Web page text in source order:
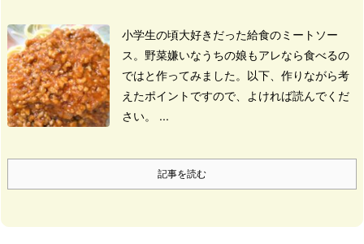
小学生の頃大好きだった給食のミートソー
ス。 野菜嫌いなうちの娘もアレなら食べるの
ではと作ってみました。 以下、 作りながら考
えたポイントですので、
よければ読んでくだ
さい。 ...
記事を読む